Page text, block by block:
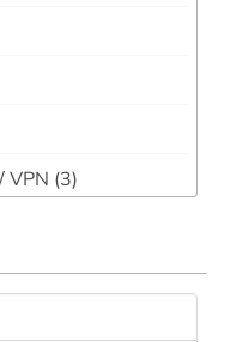
Organisations-Netzwerk / VPN (3)